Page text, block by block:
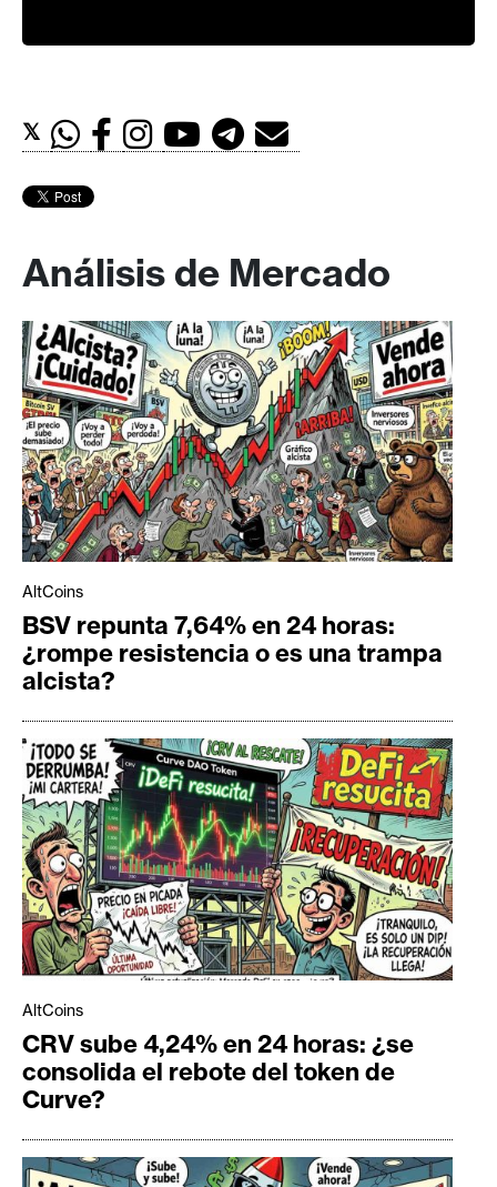
𝕏
Análisis de Mercado
AltCoins
BSV repunta 7,64% en 24 horas:
¿rompe resistencia o es una trampa
alcista?
AltCoins
CRV sube 4,24% en 24 horas: ¿se
consolida el rebote del token de
Curve?